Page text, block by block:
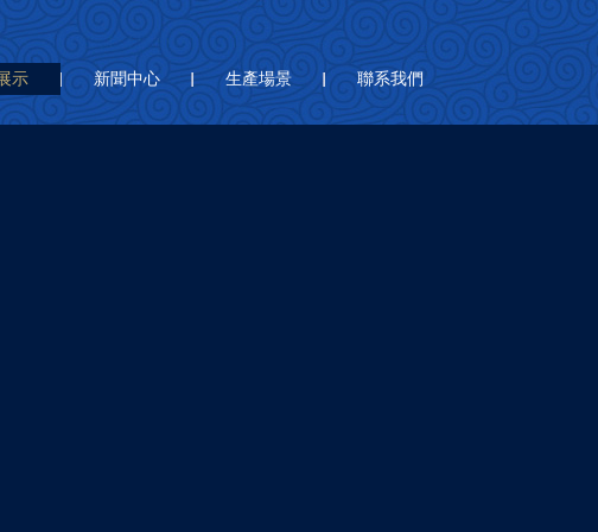
示 新聞中心 生產場景 聯系我們